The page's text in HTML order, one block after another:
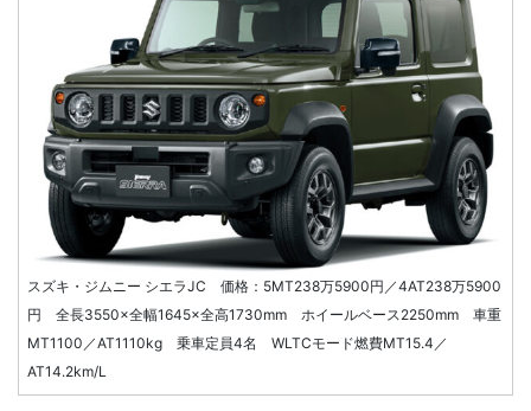
スズキ・ジムニー シエラJC 価格：5MT238万5900円／4AT238万5900
円 全長3550×全幅1645×全高1730mm ホイールベース2250mm 車重
MT1100／AT1110kg 乗車定員4名 WLTCモード燃費MT15.4／
AT14.2km/L